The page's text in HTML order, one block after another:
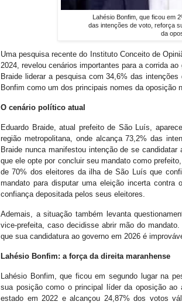
Lahésio Bonfim, que ficou em
das intenções de voto, reforça
da
Uma pesquisa recente do Instituto Conceito de
2024, revelou cenários importantes para a corrida
Braide liderar a pesquisa com 34,6% das
Bonfim como um dos principais nomes da oposição
O cenário político atual
Eduardo Braide, atual prefeito de São Luís,
região metropolitana, onde alcança 73,2% das
Braide nunca manifestou intenção de se
que ele opte por concluir seu mandato como
de 70% dos eleitores da ilha de São Luís que
mandato para disputar uma eleição incerta
confiança depositada pelos seus eleitores.
Ademais, a situação também levanta
vice-prefeita, caso decidisse abrir mão do
que sua candidatura ao governo em 2026 é
Lahésio Bonfim: a força da direita maranhense
Lahésio Bonfim, que ficou em segundo lugar na
sua posição como o principal líder da oposição
estado em 2022 e alcançou 24,87% dos votos